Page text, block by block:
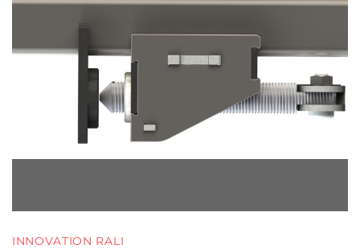
INNOVATION RALI